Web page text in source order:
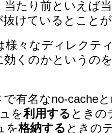
当たり前といえば
けているとこと
様々なディレクテ
効くのかというの
有名なno-cache
を利用する ときの
を格納する ときの